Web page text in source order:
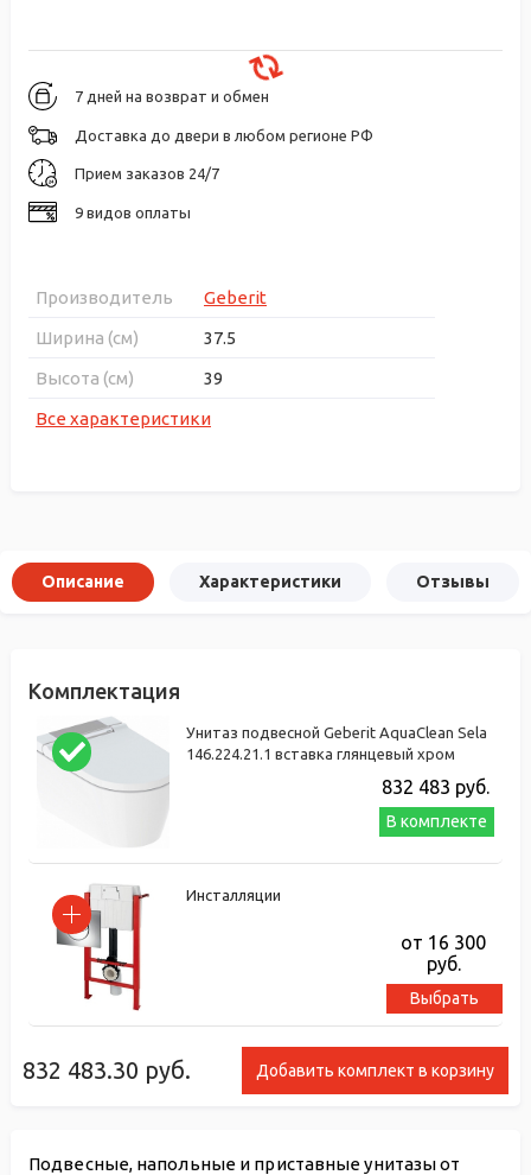
7 дней на возврат и обмен
Доставка до двери в любом регионе РФ
Прием заказов 24/7
9 видов оплаты
Производитель
Geberit
Ширина (см)
37.5
Высота (см)
39
Все характеристики
Описание Характеристики Отзывы
Комплектация
832 483.30 руб. Добавить комплект в корзину
Унитаз подвесной Geberit AquaClean Sela
146.224.21.1 вставка глянцевый хром
832 483 руб.
В комплекте
Инсталляции
от 16 300
руб.
Выбрать
Подвесные, напольные и приставные унитазы от